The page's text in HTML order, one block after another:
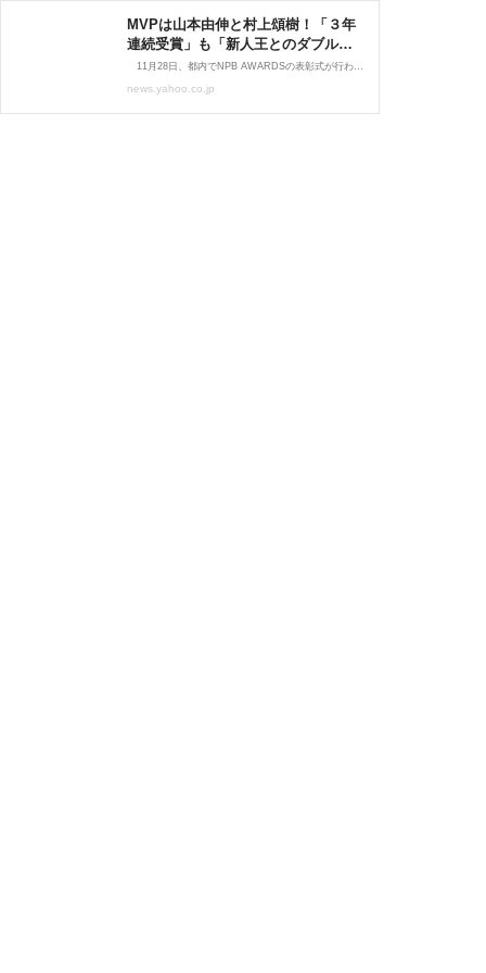
MVPは山本由伸と村上頌樹！「３年
連続受賞」も「新人王とのダブル受
賞」も史上３人目の大偉業（THE
DIGEST） - Yahoo!ニュース
11月28日、都内でNPB AWARDSの表彰式が行われ、最優秀選手に山本由伸（オリックス）と村上頌樹（阪神）が選出された。 パ・リーグは、３年連続投手四冠＆沢村賞受賞という前人未踏の大偉
news.yahoo.co.jp